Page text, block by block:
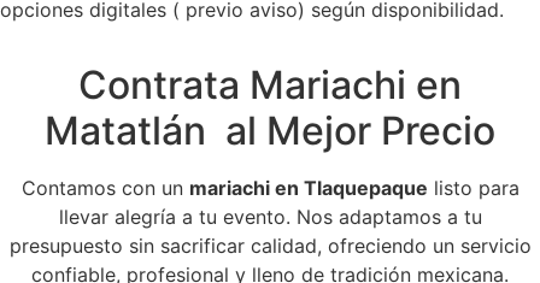
opciones digitales ( previo aviso) según disponibilidad.
Contrata Mariachi en
Matatlán al Mejor Precio
Contamos con un mariachi en Tlaquepaque listo para
llevar alegría a tu evento. Nos adaptamos a tu
presupuesto sin sacrificar calidad, ofreciendo un servicio
confiable, profesional y lleno de tradición mexicana.